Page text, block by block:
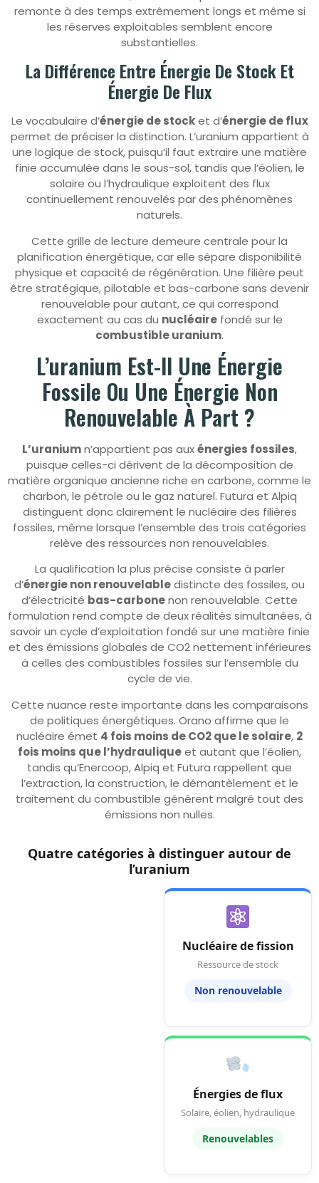
remonte à des temps extrêmement longs et même si
les réserves exploitables semblent encore
substantielles.
La Différence Entre Énergie De Stock Et
Énergie De Flux
Le vocabulaire d’énergie de stocket d’énergie de flux
permet de préciser la distinction. L’uranium appartient à
une logique de stock, puisqu’il faut extraire une matière
finie accumulée dans le sous-sol, tandis que l’éolien, le
solaire ou l’hydraulique exploitent des flux
continuellement renouvelés par des phénomènes
naturels.
Cette grille de lecture demeure centrale pour la
planification énergétique, car elle sépare disponibilité
physique et capacité de régénération. Une filière peut
être stratégique, pilotable et bas-carbone sans devenir
renouvelable pour autant, ce qui correspond
exactement au cas du nucléairefondé sur le
combustible uranium.
L’uranium Est-Il Une Énergie
Fossile Ou Une Énergie Non
Renouvelable À Part ?
L’uraniumn’appartient pas auxénergies fossiles,
puisque celles-ci dérivent de la décomposition de
matière organique ancienne riche en carbone, comme le
charbon, le pétrole ou le gaz naturel. Futura et Alpiq
distinguent donc clairement le nucléaire des filières
fossiles, même lorsque l’ensemble des trois catégories
relève des ressources non renouvelables.
La qualification la plus précise consiste à parler
d’énergie non renouvelabledistincte des fossiles, ou
d’électricité bas-carbonenon renouvelable. Cette
formulation rend compte de deux réalités simultanées, à
savoir un cycle d’exploitation fondé sur une matière finie
et des émissions globales de CO2 nettement inférieures
à celles des combustibles fossiles sur l’ensemble du
cycle de vie.
Cette nuance reste importante dans les comparaisons
de politiques énergétiques. Orano affirme que le
nucléaire émet 4 fois moins de CO2 que le solaire, 2
fois moins que l’hydrauliqueet autant que l’éolien,
tandis qu’Enercoop, Alpiq et Futura rappellent que
l’extraction, la construction, le démantèlement et le
traitement du combustible génèrent malgré tout des
émissions non nulles.
Quatre catégories à distinguer autour de
l’uranium
Nucléaire de fission
Ressource de stock
Non renouvelable
Énergies de flux
Solaire, éolien, hydraulique
Renouvelables